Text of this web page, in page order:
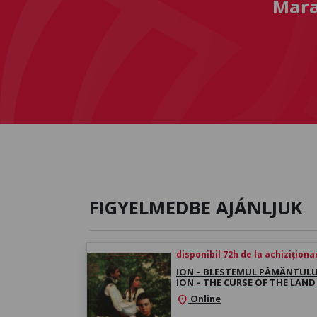
FIGYELMEDBE AJÁNLJUK
disponibil 72h de la
ION – BLESTEMUL
ION – THE CURSE OF THE LAND
location_on Online